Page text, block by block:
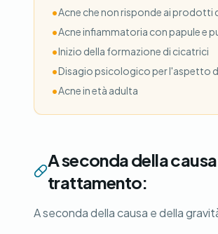
•Acne che non risponde ai prodotti
•Acne infiammatoria con papule e
•Inizio della formazione di cicatrici
•Disagio psicologico per l'aspetto
•Acne in età adulta
A seconda della
trattamento:
A seconda della causa e della